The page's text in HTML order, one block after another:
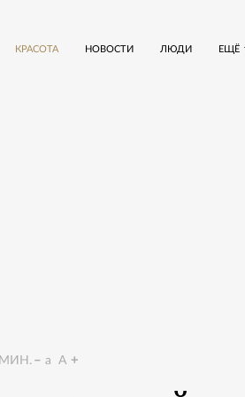
ЕЩЁ
КРАСОТА НОВОСТИ ЛЮДИ
МИН. a A